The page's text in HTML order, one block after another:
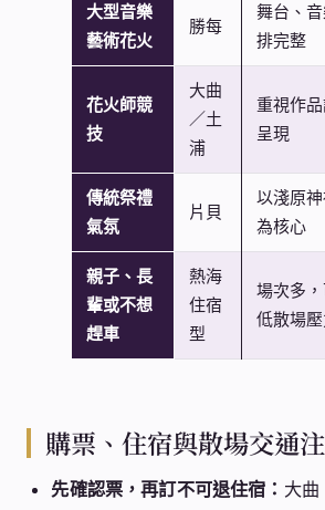
大型音樂
藝術花火
勝每
舞台、
排完整
花火師競
技
大曲
／土
浦
重視作
呈現
傳統祭禮
氣氛
片貝
以淺原
為核心
親子、長
輩或不想
趕車
熱海
住宿
型
場次多
低散場
購票、住宿與散場交通
先確認票，再訂不可退住宿： 大曲